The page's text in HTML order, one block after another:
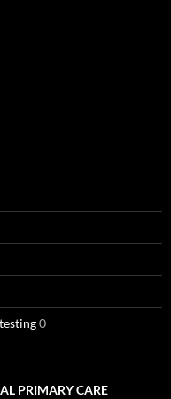
0
PRIMARY CARE